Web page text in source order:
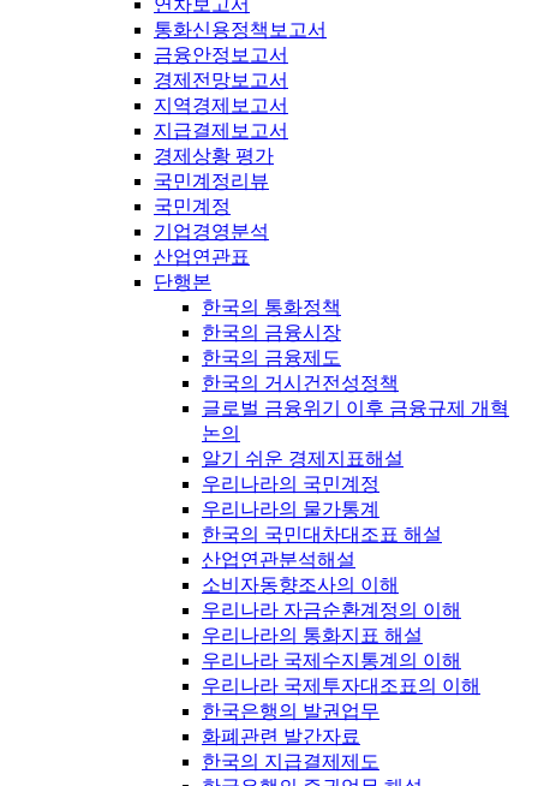
연차보고서
통화신용정책보고서
금융안정보고서
경제전망보고서
지역경제보고서
지급결제보고서
경제상황 평가
국민계정리뷰
국민계정
기업경영분석
산업연관표
단행본
한국의 통화정책
한국의 금융시장
한국의 금융제도
한국의 거시건전성정책
글로벌 금융위기 이후 금융규제 개혁
논의
알기 쉬운 경제지표해설
우리나라의 국민계정
우리나라의 물가통계
한국의 국민대차대조표 해설
산업연관분석해설
소비자동향조사의 이해
우리나라 자금순환계정의 이해
우리나라의 통화지표 해설
우리나라 국제수지통계의 이해
우리나라 국제투자대조표의 이해
한국은행의 발권업무
화폐관련 발간자료
한국의 지급결제제도